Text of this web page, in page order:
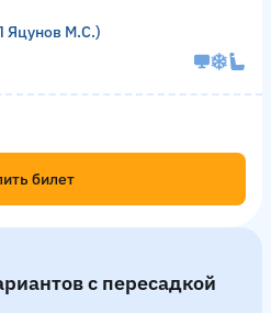
билет
Яцунов М.С.)
с пересадкой